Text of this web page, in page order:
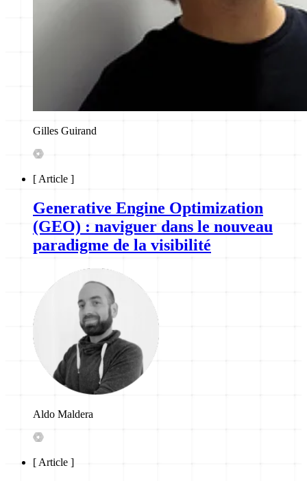
Gilles Guirand
[ Article ]
Generative Engine Optimization
(GEO) : naviguer dans le nouveau
paradigme de la visibilité
Aldo Maldera
[ Article ]